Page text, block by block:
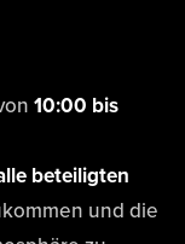
10:00 bis
beteiligten
und die